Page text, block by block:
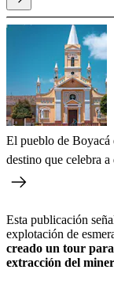
El pueblo de Boyacá
destino que celebra
Esta publicación
explotación de
creado un tour para
extracción del